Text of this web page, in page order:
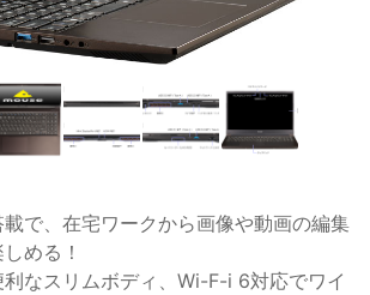
で、在宅ワークから画像や動画の編集
める！
利なスリムボディ、Wi-F-i 6対応でワイ